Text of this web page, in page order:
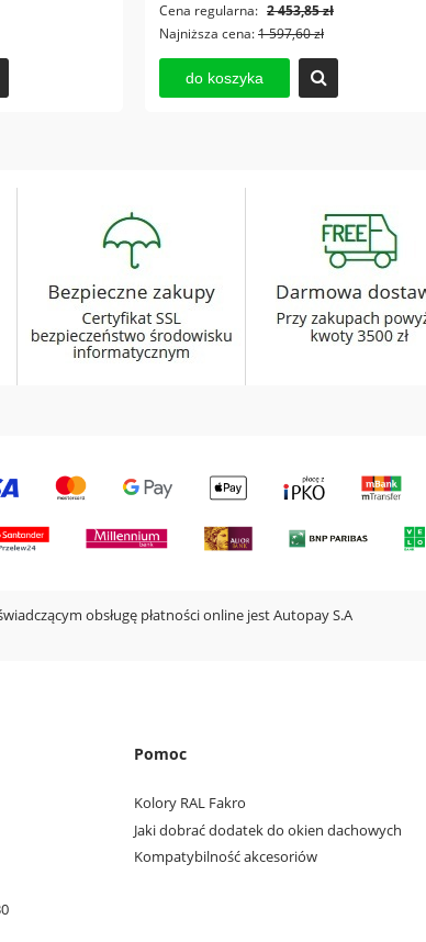
Cena regularna: 2 453,85 zł
Najniższa cena:1 597,60 zł
do koszyka
obsługę płatności online jest Autopay S.A
Pomoc
Kolory RAL Fakro
Jaki dobrać dodatek do okien dachowych
Kompatybilność akcesoriów